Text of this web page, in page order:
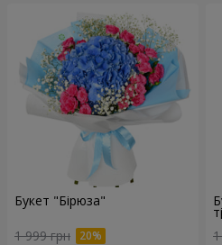
Букет "Бірюза"
1 999 грн